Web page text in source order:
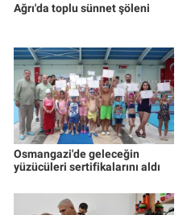
Ağrı'da toplu sünnet şöleni
Osmangazi'de geleceğin
yüzücüleri sertifikalarını aldı